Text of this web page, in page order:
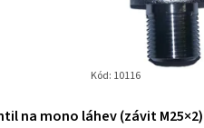
na mono láhev (závit
Kód: 10116